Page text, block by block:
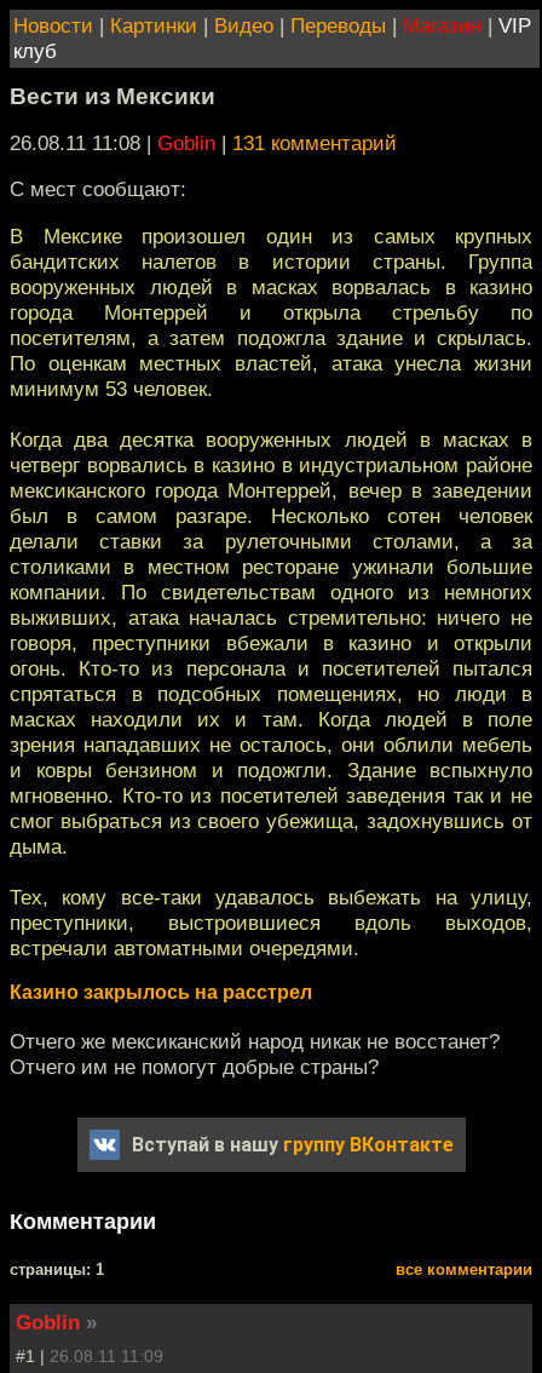
Новости | Картинки | Видео | Переводы | Магазин | VIP
клуб
Вести из Мексики
26.08.11 11:08 | Goblin | 131 комментарий
С мест сообщают:
В Мексике произошел один из самых крупных
бандитских налетов в истории страны. Группа
вооруженных людей в масках ворвалась в казино
города Монтеррей и открыла стрельбу по
посетителям, а затем подожгла здание и скрылась.
По оценкам местных властей, атака унесла жизни
минимум 53 человек.
Когда два десятка вооруженных людей в масках в
четверг ворвались в казино в индустриальном районе
мексиканского города Монтеррей, вечер в заведении
был в самом разгаре. Несколько сотен человек
делали ставки за рулеточными столами, а за
столиками в местном ресторане ужинали большие
компании. По свидетельствам одного из немногих
выживших, атака началась стремительно: ничего не
говоря, преступники вбежали в казино и открыли
огонь. Кто-то из персонала и посетителей пытался
спрятаться в подсобных помещениях, но люди в
масках находили их и там. Когда людей в поле
зрения нападавших не осталось, они облили мебель
и ковры бензином и подожгли. Здание вспыхнуло
мгновенно. Кто-то из посетителей заведения так и не
смог выбраться из своего убежища, задохнувшись от
дыма.
Тех, кому все-таки удавалось выбежать на улицу,
преступники, выстроившиеся вдоль выходов,
встречали автоматными очередями.
Казино закрылось на расстрел
Отчего же мексиканский народ никак не восстанет?
Отчего им не помогут добрые страны?
Вступай в нашу группу ВКонтакте
Комментарии
cтраницы: 1 все комментарии
Goblin »
#1 | 26.08.11 11:09